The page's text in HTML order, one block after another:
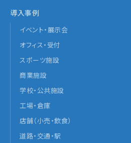
導入事例
イベント・展示会
オフィス・受付
スポーツ施設
商業施設
学校・公共施設
工場・倉庫
店舗（小売・飲食）
道路・交通・駅